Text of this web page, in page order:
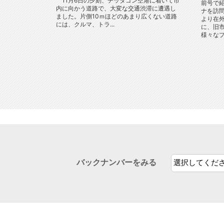
内に向かう道路で、大変な交通渋滞に遭遇し
ました。片側10ｍほどのあまり広くない道路
には、クルマ、トラ...
前号で
ナを訪
より在
に、旧
様々な
バックナンバーをみる